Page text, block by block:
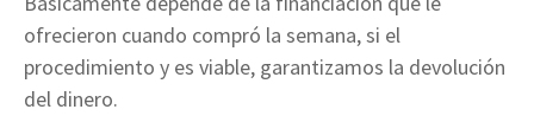
ofrecieron cuando compró la semana, si el
procedimiento y es viable, garantizamos la devolución
del dinero.